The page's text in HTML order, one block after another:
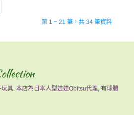
第 1 ~ 21 筆，共 34 筆資料
具. 本店為日本人型娃娃Obitsu代理, 有球體